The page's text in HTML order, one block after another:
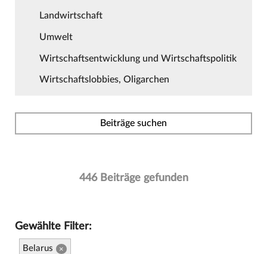
Landwirtschaft
Umwelt
Wirtschaftsentwicklung und Wirtschaftspolitik
Wirtschaftslobbies, Oligarchen
Beiträge suchen
446 Beiträge gefunden
Gewählte Filter:
Belarus ×